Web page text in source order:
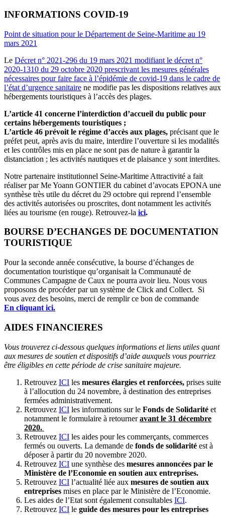
INFORMATIONS COVID-19
Point de situation pour le Département de Seine-Maritime au 19
mars 2021
Le Décret n° 2021-296 du 19 mars 2021 modifiant le décret n°
2020-1310 du 29 octobre 2020 prescrivant les mesures générales
nécessaires pour faire face à l’épidémie de covid-19 dans le cadre de
l’état d’urgence sanitaire ne modifie pas les dispositions relatives aux
hébergements touristiques à l’accès des plages.
L’article 41 concerne l’interdiction d’accueil du public pour
certains hébergements touristiques ;
L’article 46 prévoit le régime d’accès aux plages, précisant que le
préfet peut, après avis du maire, interdire l’ouverture si les modalités
et les contrôles mis en place ne sont pas de nature à garantir la
distanciation ; les activités nautiques et de plaisance y sont interdites.
Notre partenaire institutionnel Seine-Maritime Attractivité a fait
réaliser par Me Yoann GONTIER du cabinet d’avocats EPONA une
synthèse très utile du décret du 29 octobre qui reprend l’ensemble
des activités autorisées ou proscrites, dont notamment les activités
liées au tourisme (en rouge). Retrouvez-la ici.
BOURSE D’ECHANGES DE DOCUMENTATION
TOURISTIQUE
Pour la seconde année consécutive, la bourse d’échanges de
documentation touristique qu’organisait la Communauté de
Communes Campagne de Caux ne pourra avoir lieu. Nous vous
proposons de procéder par un système de Click and Collect. Si
vous avez des besoins, merci de remplir ce bon de commande
En cliquant ici.
AIDES FINANCIERES
Vous trouverez ci-dessous quelques informations et liens utiles quant
aux mesures de soutien et dispositifs d’aide auxquels vous pourriez
être éligibles en cette période de crise sanitaire majeure.
Retrouvez ICI les mesures élargies et renforcées, prises suite
à l’allocution du 24 novembre, à destination des entreprises
fermées administrativement.
Retrouvez ICI les informations sur le Fonds de Solidarité et
notamment le formulaire à retourner avant le 31 décembre
2020.
Retrouvez ICI les aides pour les commerçants, commerces
fermés ou ouverts. La demande de fonds de solidarité est à
déposer à partir du 20 novembre 2020.
Retrouvez ICI une synthèse des mesures annoncées par le
Ministère de l’Economie en soutien aux entreprises.
Retrouvez ICI l’actualité liée aux mesures de soutien aux
entreprises mises en place par le Ministère de l’Economie.
Les aides de l’Etat sont également consultables ICI.
Retrouvez ICI le guide des mesures pour les entreprises